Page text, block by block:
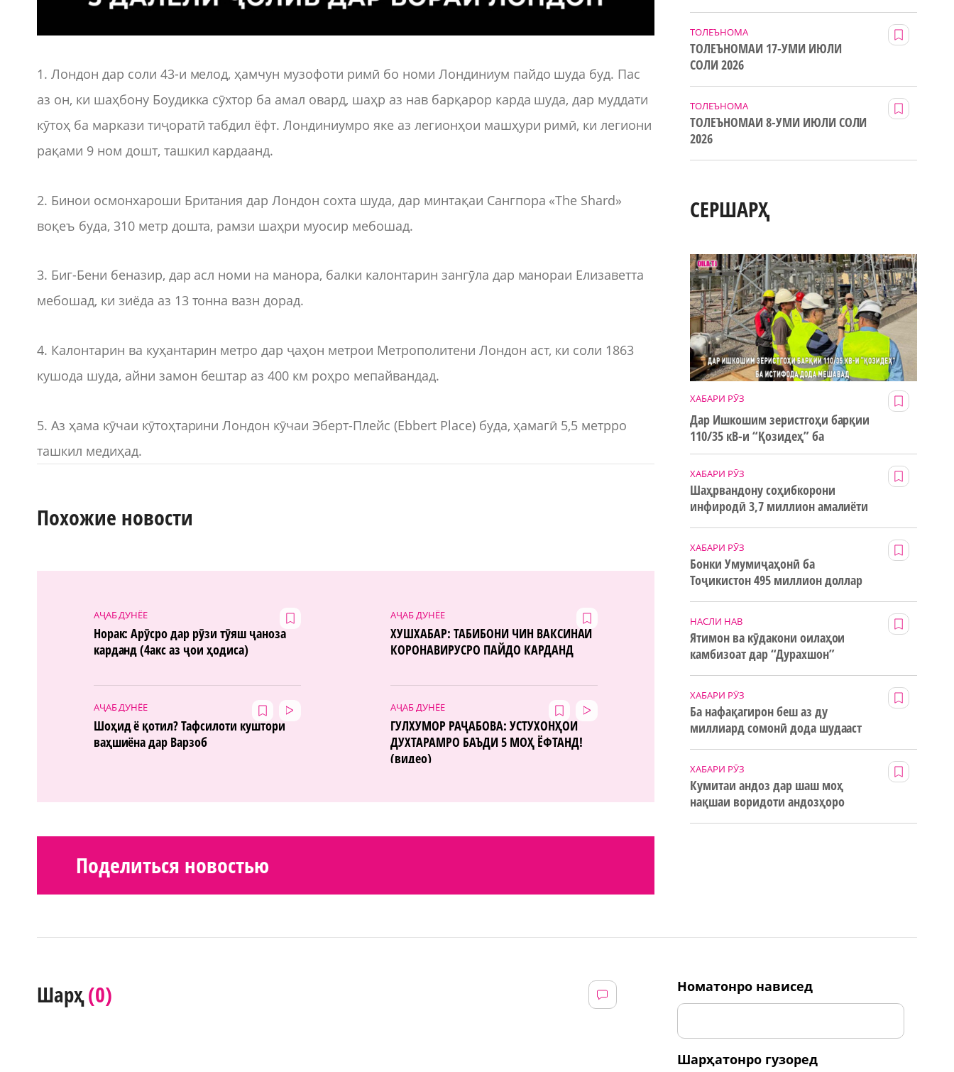
1. Лондон дар соли 43-и мелод, ҳамчун музофоти римӣ бо номи Лондиниум пайдо шуда буд. Пас
аз он, ки шаҳбону Боудикка сӯхтор ба амал овард, шаҳр аз нав барқарор карда шуда, дар муддати
кӯтоҳ ба маркази тиҷоратӣ табдил ёфт. Лондиниумро яке аз легионҳои машҳури римӣ, ки легиони
рақами 9 ном дошт, ташкил кардаанд.
2. Бинои осмонхароши Британия дар Лондон сохта шуда, дар минтақаи Сангпора «The Shard»
воқеъ буда, 310 метр дошта, рамзи шаҳри муосир мебошад.
3. Биг-Бени беназир, дар асл номи на манора, балки калонтарин зангӯла дар манораи Елизаветта
мебошад, ки зиёда аз 13 тонна вазн дорад.
4. Калонтарин ва куҳантарин метро дар ҷаҳон метрои Метрополитени Лондон аст, ки соли 1863
кушода шуда, айни замон бештар аз 400 км роҳро мепайвандад.
5. Аз ҳама кӯчаи кӯтоҳтарини Лондон кӯчаи Эберт-Плейс (Ebbert Place) буда, ҳамагӣ 5,5 метрро
ташкил медиҳад.
Похожие новости
АҶАБ ДУНЁЕ
Норак: Арӯсро дар рӯзи тӯяш ҷаноза
карданд (4акс аз ҷои ҳодиса)
АҶАБ ДУНЁЕ
ХУШХАБАР: ТАБИБОНИ ЧИН ВАКСИНАИ
КОРОНАВИРУСРО ПАЙДО КАРДАНД
АҶАБ ДУНЁЕ
Шоҳид ё қотил? Тафсилоти куштори
ваҳшиёна дар Варзоб
АҶАБ ДУНЁЕ
ГУЛХУМОР РАҶАБОВА: УСТУХОНҲОИ
ДУХТАРАМРО БАЪДИ 5 МОҲ ЁФТАНД!
(видео)
Поделиться новостью
ТОЛЕЪНОМА
ТОЛЕЪНОМАИ 17-УМИ ИЮЛИ
СОЛИ 2026
ТОЛЕЪНОМА
ТОЛЕЪНОМАИ 8-УМИ ИЮЛИ СОЛИ
2026
СЕРШАРҲ
ХАБАРИ РӮЗ
Дар Ишкошим зеристгоҳи барқии
110/35 кВ-и “Қозидеҳ” ба
истифода дода мешавад
ХАБАРИ РӮЗ
Шаҳрвандону соҳибкорони
инфиродӣ 3,7 миллион амалиёти
ХАБАРИ РӮЗ
Бонки Умумиҷаҳонӣ ба
Тоҷикистон 495 миллион доллар
НАСЛИ НАВ
Ятимон ва кӯдакони оилаҳои
камбизоат дар “Дурахшон”
ХАБАРИ РӮЗ
Ба нафақагирон беш аз ду
миллиард сомонӣ дода шудааст
ХАБАРИ РӮЗ
Кумитаи андоз дар шаш моҳ
нақшаи воридоти андозҳоро
Шарҳ(0) номатонро нависед
шарҳатонро гузоред